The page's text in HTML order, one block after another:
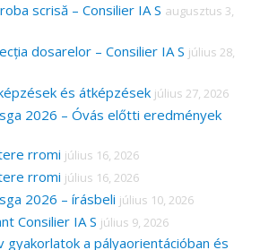
scrisă – Consilier IA S augusztus 3,
dosarelor – Consilier IA S július 28,
és átképzések július 27, 2026
2026 – Óvás előtti eredmények
rromi július 16, 2026
rromi július 16, 2026
2026 – írásbeli július 10, 2026
Consilier IA S július 9, 2026
gyakorlatok a pályaorientációban és